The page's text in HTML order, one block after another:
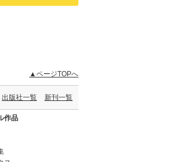
▲ページTOPへ
出版社一覧 新刊一覧
作品